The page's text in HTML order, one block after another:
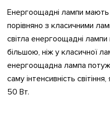
Енергоощадні лампи мають
порівняно з класичними
світла енергоощадні
більшою, ніж у класичної
енергоощадна лампа
саму інтенсивність
50 Вт.